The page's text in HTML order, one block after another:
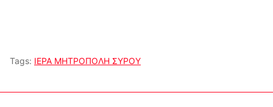
Tags: ΙΕΡΑ ΜΗΤΡΟΠΟΛΗ ΣΥΡΟΥ